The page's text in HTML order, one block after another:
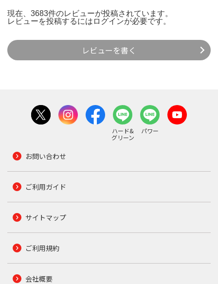
現在、3683件のレビューが投稿されています。
レビューを投稿するには ログインが必要です。
レビューを書く
ハード&
グリーン
パワー
お問い合わせ
ご利用ガイド
サイトマップ
ご利用規約
会社概要